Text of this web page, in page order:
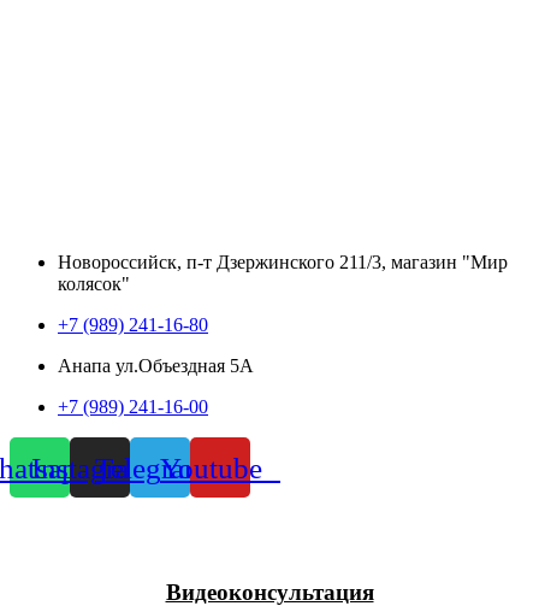
Новороссийск, п-т Дзержинского 211/3, магазин "Мир
колясок"
+7 (989) 241-16-80
Анапа ул.Объездная 5А
+7 (989) 241-16-00
InstagramTelegramYoutube
Видеоконсультация